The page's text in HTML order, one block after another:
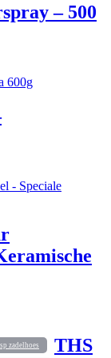
– 500
zadelhoes THS